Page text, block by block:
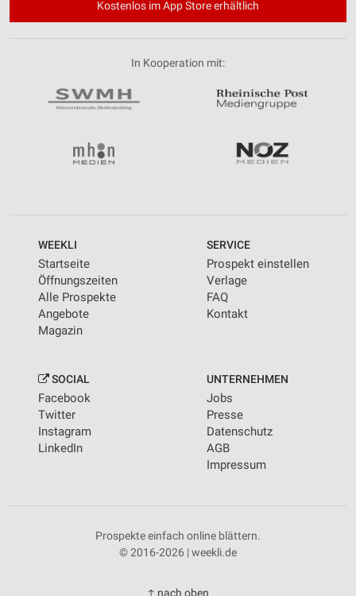
Kostenlos im App Store erhältlich
In Kooperation mit:
WEEKLI
Startseite
Öffnungszeiten
Alle Prospekte
Angebote
Magazin
SERVICE
Prospekt einstellen
Verlage
FAQ
Kontakt
SOCIAL
Facebook
Twitter
Instagram
LinkedIn
UNTERNEHMEN
Jobs
Presse
Datenschutz
AGB
Impressum
Prospekte einfach online blättern.
© 2016-2026 | weekli.de
↑ nach oben